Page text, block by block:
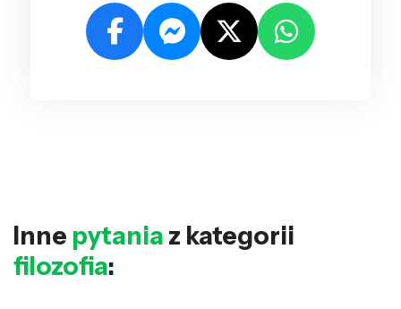
Inne pytania z kategorii
filozofia: